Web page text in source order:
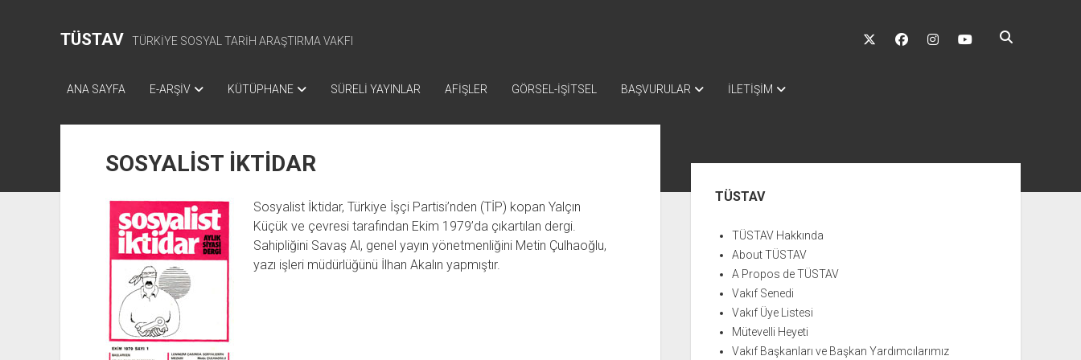
TÜSTAV TÜRKİYE SOSYAL TARİH ARAŞTIRMA VAKFI
twitter facebookinstagramyoutube
ANA SAYFA E-ARŞİV KÜTÜPHANE SÜRELİ YAYINLAR AFİŞLER GÖRSEL-İŞİTSEL BAŞVURULAR İLETİŞİM
SOSYALİST İKTİDAR
Sosyalist İktidar, Türkiye İşçi Partisi’nden (TİP) kopan Yalçın
Küçük ve çevresi tarafından Ekim 1979’da çıkartılan dergi.
Sahipliğini Savaş Al, genel yayın yönetmenliğini Metin Çulhaoğlu,
yazı işleri müdürlüğünü İlhan Akalın yapmıştır.
MenüTÜSTAV
TÜSTAV Hakkında
About TÜSTAV
A Propos de TÜSTAV
Vakıf Senedi
Vakıf Üye Listesi
Mütevelli Heyeti
Vakıf Başkanları ve Başkan Yardımcılarımız